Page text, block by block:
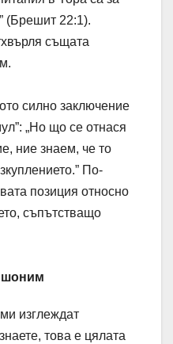
(Брешит 22:1).
същата
силно заключение
„Но що се отнася
ние знаем, че то
По-
позиция относно
съпътстващо
изглеждат
това е цялата